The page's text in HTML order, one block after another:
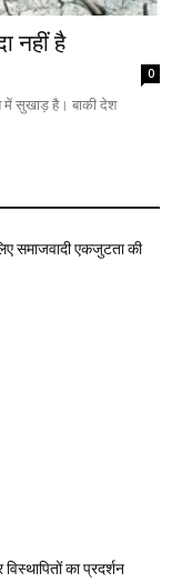
नहीं है
0
में सुखाड़ है। बाकी देश
समाजवादी एकजुटता की
का प्रदर्शन